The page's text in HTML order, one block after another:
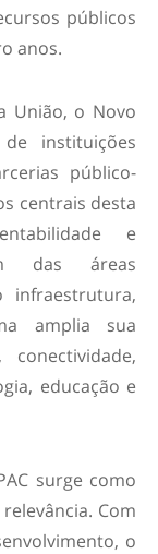
públicos
anos.
União, o Novo
instituições
público-
centrais desta
e
das áreas
infraestrutura,
amplia sua
educação e
surge como
Com
o